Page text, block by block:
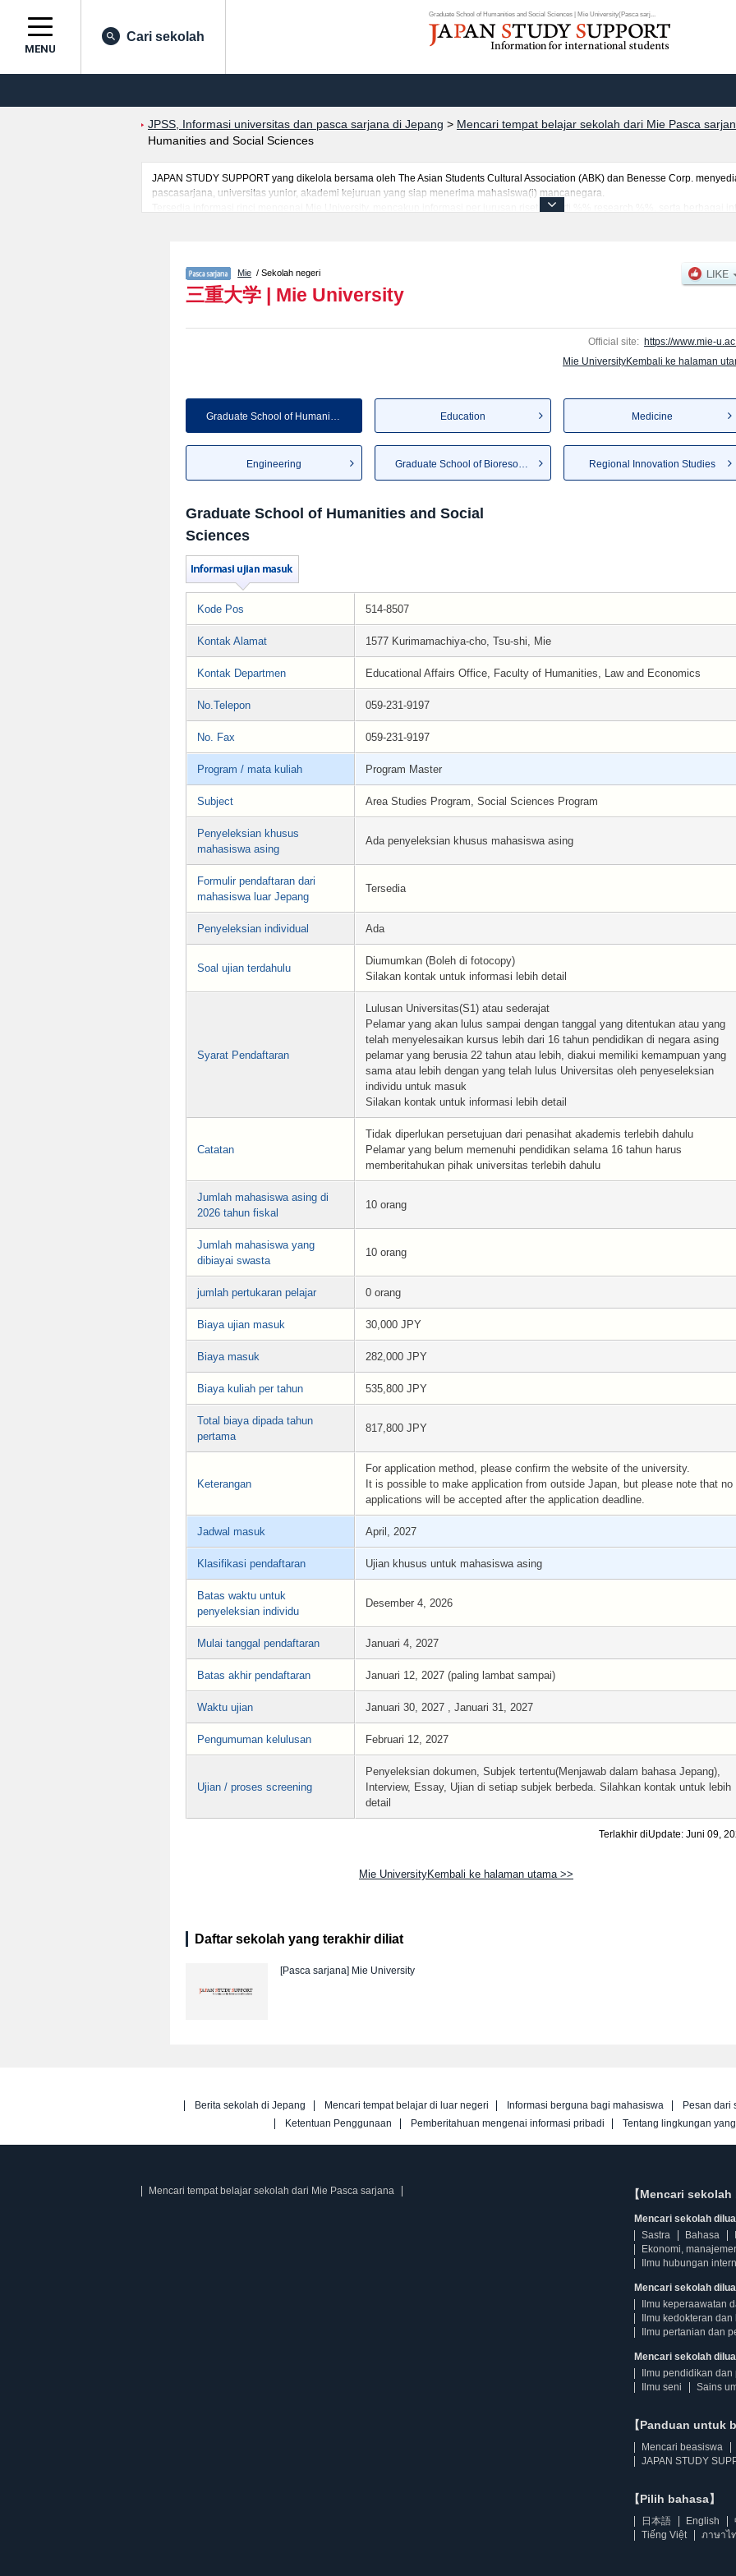
Graduate School of Humanities and Social Sciences | Mie University(Pasca sarj...
MENU
Cari sekolah
JPSS, Informasi universitas dan pasca sarjana di Jepang > Mencari tempat belajar sekolah dari Mie Pasca
Humanities and Social Sciences
JAPAN STUDY SUPPORT yang dikelola bersama oleh The Asian Students Cultural Association (ABK) dan Benesse Corp.
pascasarjana, universitas yunior, akademi kejuruan yang siap menerima mahasiswa(i) mancanegara.
Tersedia informasi rinci mengenai Mie University, mencakup informasi per jurusan riset seperti %% research %%, serta berbagai
Mie / Sekolah negeri
三重大学 | Mie University
Official site: https://www.mie-
Mie UniversityKembali ke halaman
Graduate School of Humanities... Education Medicine
Engineering Regional Innovation Studies
Graduate School of Humanities and Social
Sciences
Kode Pos 514-8507
Kontak Alamat 1577 Kurimamachiya-cho, Tsu-shi, Mie
Kontak Departmen Educational Affairs Office, Faculty of Humanities, Law and Economics
No.Telepon 059-231-9197
No. Fax 059-231-9197
Program / mata kuliah Program Master
Subject Area Studies Program, Social Sciences Program
Penyeleksian khusus
mahasiswa asing
Ada penyeleksian khusus mahasiswa asing
Formulir pendaftaran dari
mahasiswa luar Jepang
Tersedia
Penyeleksian individual Ada
Soal ujian terdahulu
Diumumkan (Boleh di fotocopy)
Silakan kontak untuk informasi lebih detail
Syarat Pendaftaran
Lulusan Universitas(S1) atau sederajat
Pelamar yang akan lulus sampai dengan tanggal yang ditentukan atau yang
telah menyelesaikan kursus lebih dari 16 tahun pendidikan di negara asing
pelamar yang berusia 22 tahun atau lebih, diakui memiliki kemampuan yang
sama atau lebih dengan yang telah lulus Universitas oleh penyeseleksian
individu untuk masuk
Silakan kontak untuk informasi lebih detail
Catatan
Tidak diperlukan persetujuan dari penasihat akademis terlebih dahulu
Pelamar yang belum memenuhi pendidikan selama 16 tahun harus
memberitahukan pihak universitas terlebih dahulu
Jumlah mahasiswa asing di
2026 tahun fiskal
10 orang
Jumlah mahasiswa yang
dibiayai swasta
10 orang
jumlah pertukaran pelajar 0 orang
Biaya ujian masuk 30,000 JPY
Biaya masuk 282,000 JPY
Biaya kuliah per tahun 535,800 JPY
Total biaya dipada tahun
pertama
817,800 JPY
Keterangan
For application method, please confirm the website of the university.
It is possible to make application from outside Japan, but please note that no
applications will be accepted after the application deadline.
Jadwal masuk April, 2027
Klasifikasi pendaftaran Ujian khusus untuk mahasiswa asing
Batas waktu untuk
penyeleksian individu
Desember 4, 2026
Mulai tanggal pendaftaran Januari 4, 2027
Batas akhir pendaftaran Januari 12, 2027 (paling lambat sampai)
Waktu ujian Januari 30, 2027 , Januari 31, 2027
Pengumuman kelulusan Februari 12, 2027
Ujian / proses screening
Penyeleksian dokumen, Subjek tertentu(Menjawab dalam bahasa Jepang),
Interview, Essay, Ujian di setiap subjek berbeda. Silahkan kontak untuk lebih
detail
Terlakhir diUpdate: Juni 09,
Mie UniversityKembali ke halaman utama >>
Daftar sekolah yang terakhir diliat
[Pasca sarjana] Mie University
Berita sekolah di Jepang Mencari tempat belajar di luar negeri Informasi berguna bagi mahasiswa
Pesan dari
Ketentuan Penggunaan
Pemberitahuan mengenai informasi pribadi Tentang lingkungan
Mencari tempat belajar sekolah dari Mie Pasca sarjana 【Mencari
Mencari sekolah
Sastra
Bahasa
Ekonomi,
Ilmu hubungan
Mencari sekolah
Ilmu keperaawatan
Ilmu kedokteran
Ilmu pertanian dan
Mencari sekolah
Ilmu pendidikan
Ilmu seni
Sains
【Panduan untuk
Mencari beasiswa
JAPAN STUDY
【Pilih bahasa】
日本語 English
Tiếng Việt
ภาษาไ